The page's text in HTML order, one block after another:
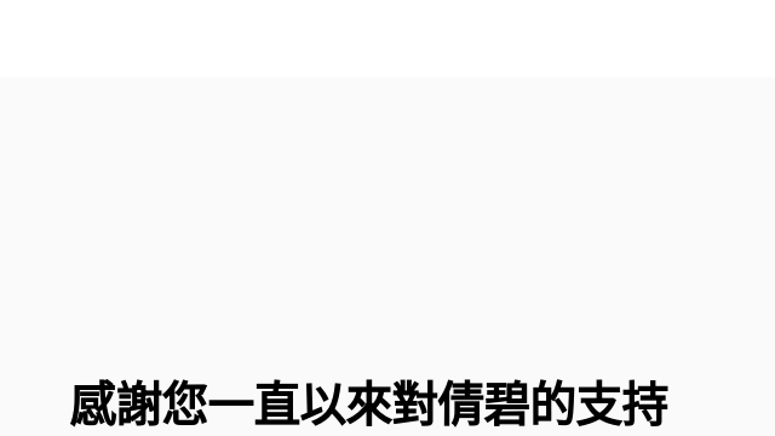
感謝您一直以來對倩碧的支持